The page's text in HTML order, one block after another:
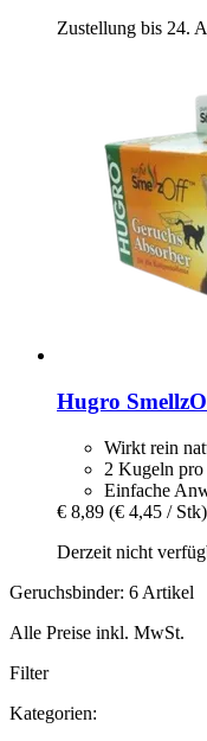
Zustellung bis 24.
Hugro
Wirkt rein
2 Kugeln
Einfache
€ 8,89 (€ 4,45 / Stk)
Derzeit nicht
Geruchsbinder: 6 Artikel
Alle Preise inkl. MwSt.
Filter
Kategorien: